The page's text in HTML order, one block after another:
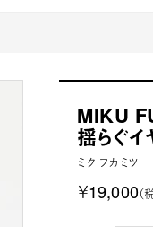
MIKU
揺らぐ
ミク フカミツ
￥19,000（